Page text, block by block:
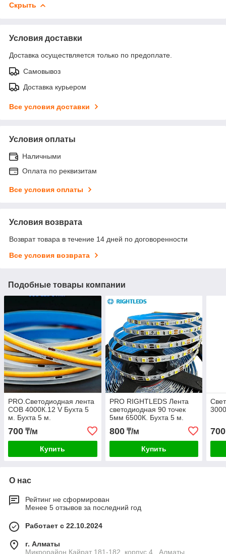
Скрыть
Условия доставки
Доставка осуществляется только по предоплате.
Самовывоз
Доставка курьером
Все условия доставки
Условия оплаты
Наличными
Оплата по реквизитам
Все условия оплаты
Условия возврата
Возврат товара в течение 14 дней по договоренности
Все условия возврата
Подобные товары компании
PRO.Светодиодная лента
COB 4000К.12 V Бухта 5
м. Бухта 5 м.
700 ₸/м
Купить
PRO RIGHTLEDS Лента
светодиодная 90 точек
5мм 6500К. Бухта 5 м.
800₸/м
Купить
700
О нас
Рейтинг не сформирован
Менее 5 отзывов за последний год
Работает с 22.10.2024
г. Алматы
Микрорайон Кайрат 181-182, корпус 4., Алматы,